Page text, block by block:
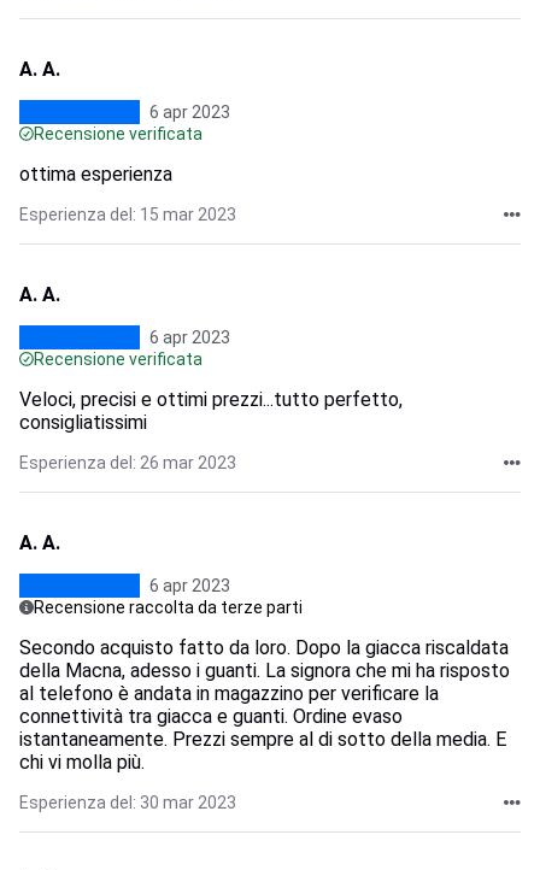
A. A.
6 apr 2023
Recensione verificata
ottima esperienza
Esperienza del: 15 mar 2023
A. A.
6 apr 2023
Recensione verificata
Veloci, precisi e ottimi prezzi...tutto perfetto,
consigliatissimi
Esperienza del: 26 mar 2023
A. A.
6 apr 2023
Recensione raccolta da terze parti
Secondo acquisto fatto da loro. Dopo la giacca riscaldata
della Macna, adesso i guanti. La signora che mi ha risposto
al telefono è andata in magazzino per verificare la
connettività tra giacca e guanti. Ordine evaso
istantaneamente. Prezzi sempre al di sotto della media. E
chi vi molla più.
Esperienza del: 30 mar 2023